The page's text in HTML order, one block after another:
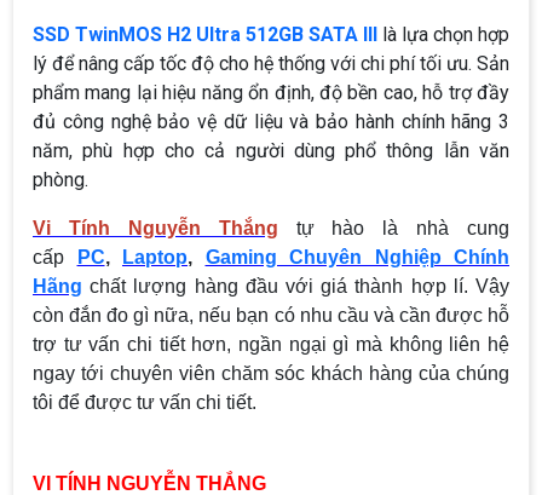
SSD TwinMOS H2 Ultra 512GB SATA III là lựa chọn hợp
lý để nâng cấp tốc độ cho hệ thống với chi phí tối ưu. Sản
phẩm mang lại hiệu năng ổn định, độ bền cao, hỗ trợ đầy
đủ công nghệ bảo vệ dữ liệu và bảo hành chính hãng 3
năm, phù hợp cho cả người dùng phổ thông lẫn văn
phòng.
Vi Tính Nguyễn Thắng tự hào là nhà cung
cấp
PC, Laptop, Gaming Chuyên Nghiệp Chính
Hãng chất lượng hàng đầu với giá thành hợp lí. Vậy
còn đắn đo gì nữa, nếu bạn có nhu cầu và cần được hỗ
trợ tư vấn chi tiết hơn, ngần ngại gì mà không liên hệ
ngay tới chuyên viên chăm sóc khách hàng của chúng
tôi để được tư vấn chi tiết.
VI TÍNH NGUYỄN THẮNG